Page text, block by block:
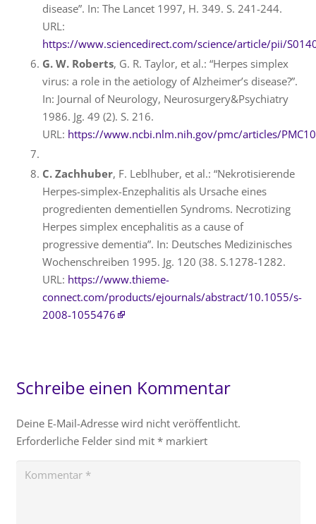
disease”. In: The Lancet 1997, H. 349. S. 241-244.
URL:
https://www.sciencedirect.com/science/article/pii/
G. W. Roberts, G. R. Taylor, et al.: “Herpes simplex
virus: a role in the aetiology of Alzheimer’s disease?”.
In: Journal of Neurology, Neurosurgery&Psychiatry
1986. Jg. 49 (2). S. 216.
URL: https://www.ncbi.nlm.nih.gov/pmc/articles/
C. Zachhuber, F. Leblhuber, et al.: “Nekrotisierende
Herpes-simplex-Enzephalitis als Ursache eines
progredienten dementiellen Syndroms. Necrotizing
Herpes simplex encephalitis as a cause of
progressive dementia”. In: Deutsches Medizinisches
Wochenschreiben 1995. Jg. 120 (38. S.1278-1282.
URL: https://www.thieme-
connect.com/products/ejournals/abstract/10.1055/s-
2008-1055476
Schreibe einen Kommentar
Deine E-Mail-Adresse wird nicht veröffentlicht.
Erforderliche Felder sind mit *markiert